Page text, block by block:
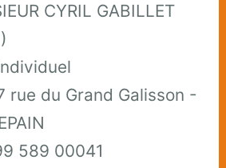
CYRIL GABILLET
rue du Grand Galisson -
589 00041